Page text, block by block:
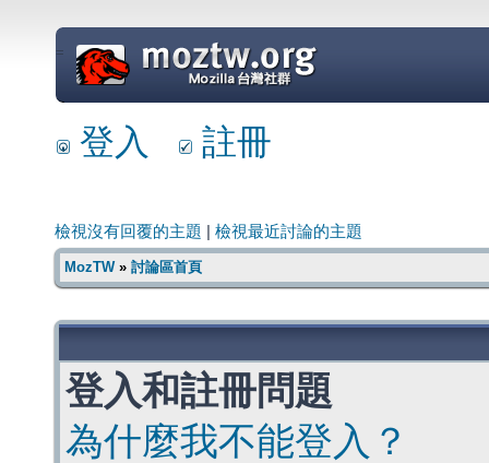
=
登入 註冊
檢視沒有回覆的主題 檢視最近討論的主題
MozTW» 討論區首頁
登入和註冊問題
為什麼我不能登入？